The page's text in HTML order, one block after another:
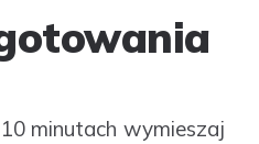
minutach wymieszaj